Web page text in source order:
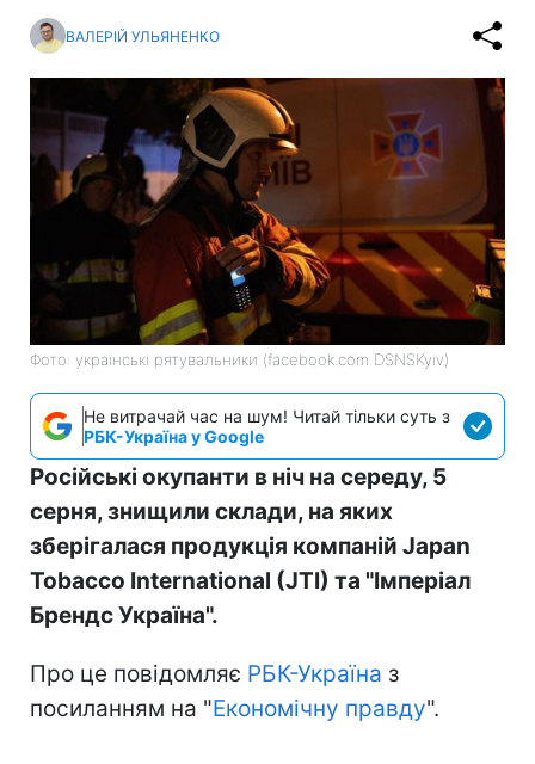
ВАЛЕРІЙ УЛЬЯНЕНКО
Фото: українські рятувальники (facebook.com DSNSKyiv)
Не витрачай час на шум! Читай тільки суть з
РБК-Україна у Google
Російські окупанти в ніч на середу, 5
серня, знищили склади, на яких
зберігалася продукція компаній Japan
Tobacco International (JTI) та "Імперіал
Брендс Україна".
Про це повідомляє РБК-Україна з
посиланням на "Економічну правду".